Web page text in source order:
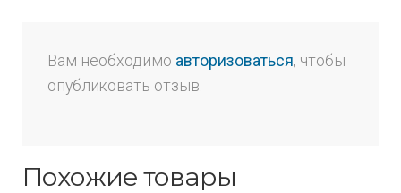
Вам необходимо авторизоваться, чтобы
опубликовать отзыв.
Похожие товары